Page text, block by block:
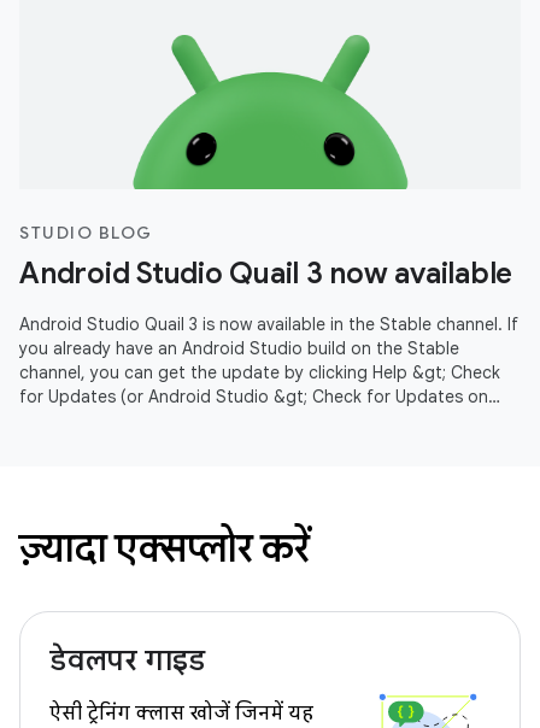
STUDIO BLOG
Android Studio Quail 3 now available
Android Studio Quail 3 is now available in the Stable channel. If
you already have an Android Studio build on the Stable
channel, you can get the update by clicking Help &gt; Check
for Updates (or Android Studio &gt; Check for Updates on
ज़्यादा एक्सप्लोर करें
डेवलपर गाइड
ऐसी ट्रेनिंग क्लास खोजें जिनमें यह